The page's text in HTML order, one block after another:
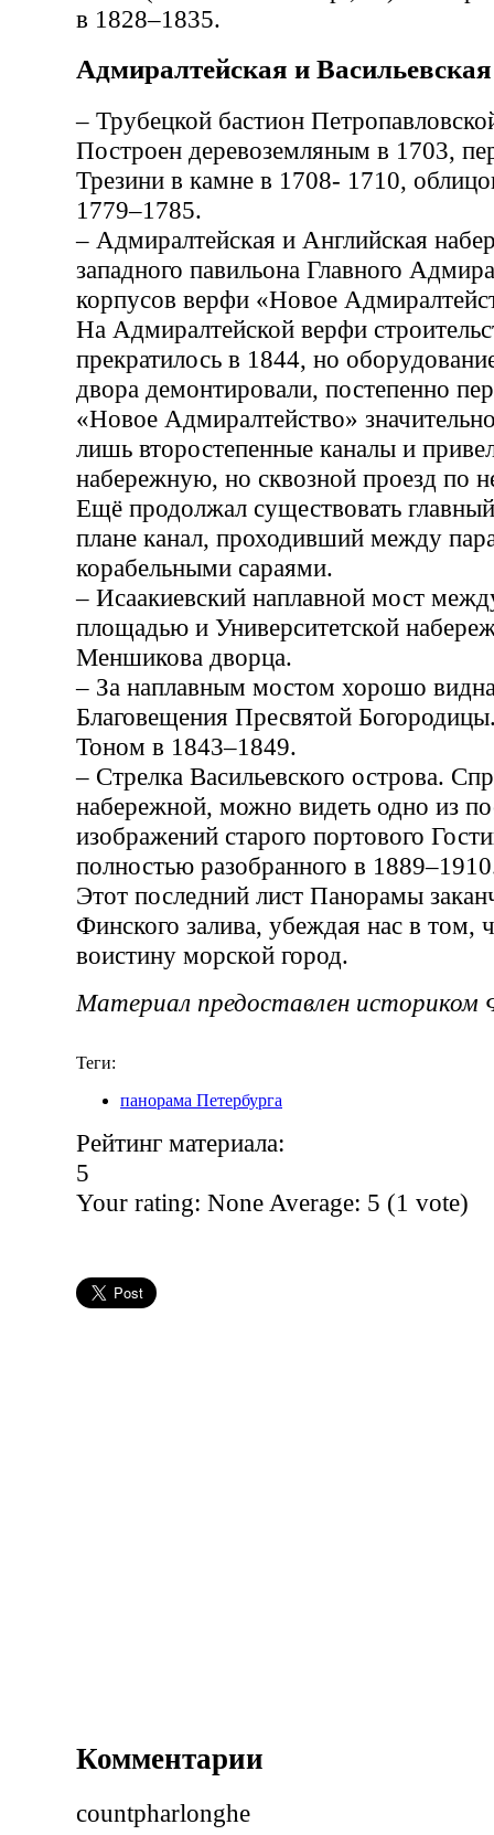
в 1828–1835.
Адмиралтейская и
– Трубецкой бастион
Построен деревоземляным в 1703,
Трезини в камне в 1708- 1710,
1779–1785.
– Адмиралтейская и Английская
западного павильона Главного
корпусов верфи «Новое
На Адмиралтейской верфи
прекратилось в 1844, но
двора демонтировали, постепенно
«Новое Адмиралтейство»
лишь второстепенные каналы и
набережную, но сквозной проезд по
Ещё продолжал существовать
плане канал, проходивший между
корабельными сараями.
– Исаакиевский наплавной мост
площадью и Университетской
Меншикова дворца.
– За наплавным мостом хорошо
Благовещения Пресвятой
Тоном в 1843–1849.
– Стрелка Васильевского острова.
набережной, можно видеть одно из
изображений старого портового
полностью разобранного в
Этот последний лист Панорамы
Финского залива, убеждая нас в том,
воистину морской город.
Материал предоставлен
Теги:
панорама Петербурга
Рейтинг материала:
5
Your rating: None Average: 5 (1 vote)
Комментарии
countpharlonghe